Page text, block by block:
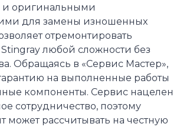
и оригинальными
для замены изношенных
отремонтировать
любой сложности без
Обращаясь в «Сервис Мастер»,
на выполненные работы
компоненты. Сервис нацелен
сотрудничество, поэтому
может рассчитывать на честную